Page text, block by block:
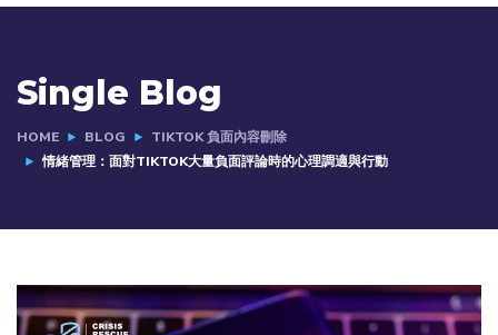
Single Blog
HOME BLOG
TIKTOK 負面內容刪除
情緒管理：面對TIKTOK大量負面評論時的心理調適與行動